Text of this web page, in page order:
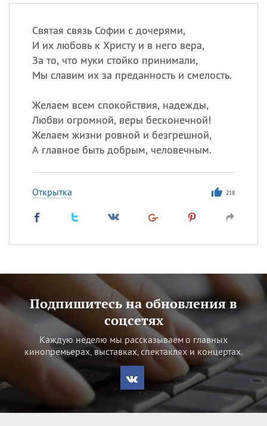
Святая связь Софии с дочерями,
И их любовь к Христу и в него вера,
За то, что муки стойко принимали,
Мы славим их за преданность и смелость.
Желаем всем спокойствия, надежды,
Любви огромной, веры бесконечной!
Желаем жизни ровной и безгрешной,
А главное быть добрым, человечным.
Открытка 218
Подпишитесь на обновления в
соцсетях
Каждую неделю мы рассказываем о главных
кинопремьерах, выставках, спектаклях и концертах.